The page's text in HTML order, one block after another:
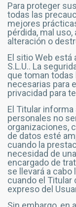
Para proteger
todas las
mejores
pérdida, mal
alteración o
El sitio Web está
S.L.U.. La
que toman
necesarias para
privacidad para
El Titular
personales no
organizaciones,
de datos esté
cuando la
necesidad de
encargado de
se llevará a
cuando el
expreso del